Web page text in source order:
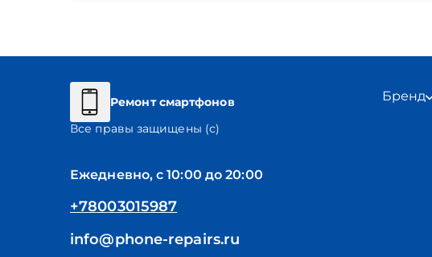
Ремонт смартфонов
Все правы защищены (с)
Ежедневно, с 10:00 до 20:00
+78003015987
info@phone-repairs.ru
Бренд